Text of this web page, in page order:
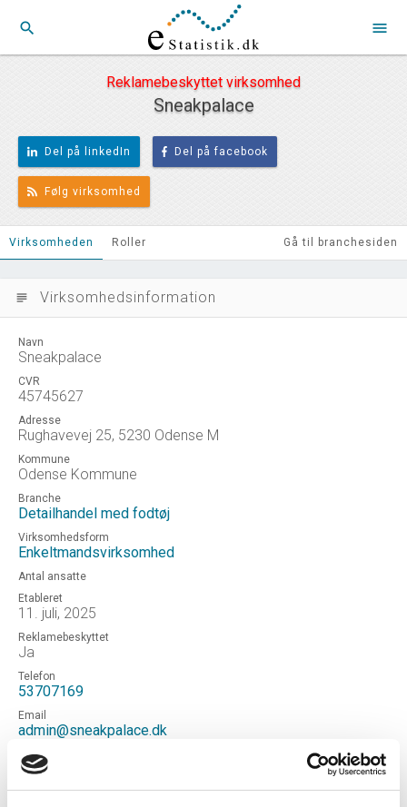
search menu
Reklamebeskyttet virksomhed
Sneakpalace
Del på linkedIn Del på facebook
Følg virksomhed
Virksomheden Roller Gå til branchesiden
subject Virksomhedsinformation
Navn
Sneakpalace
CVR
45745627
Adresse
Rughavevej 25, 5230 Odense M
Kommune
Odense Kommune
Branche
Detailhandel med fodtøj
Virksomhedsform
Enkeltmandsvirksomhed
Antal ansatte
Etableret
11. juli, 2025
Reklamebeskyttet
Ja
Telefon
53707169
Email
admin@sneakpalace.dk
Hjemmeside
http://sneakpalace.dk
Status